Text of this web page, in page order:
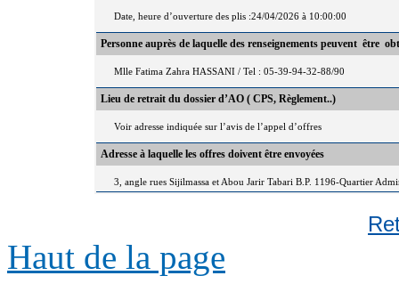
Date, heure d’ouverture des plis :24/04/2026 à 10:00:00
Personne auprès de laquelle des renseignements peuvent être
Mlle Fatima Zahra HASSANI / Tel : 05-39-94-32-88/90
Lieu de retrait du dossier d’AO ( CPS, Règlement..)
Voir adresse indiquée sur l’avis de l’appel d’offres
Adresse à laquelle les offres doivent être envoyées
3, angle rues Sijilmassa et Abou Jarir Tabari B.P. 1196-Quartier
Haut de la page